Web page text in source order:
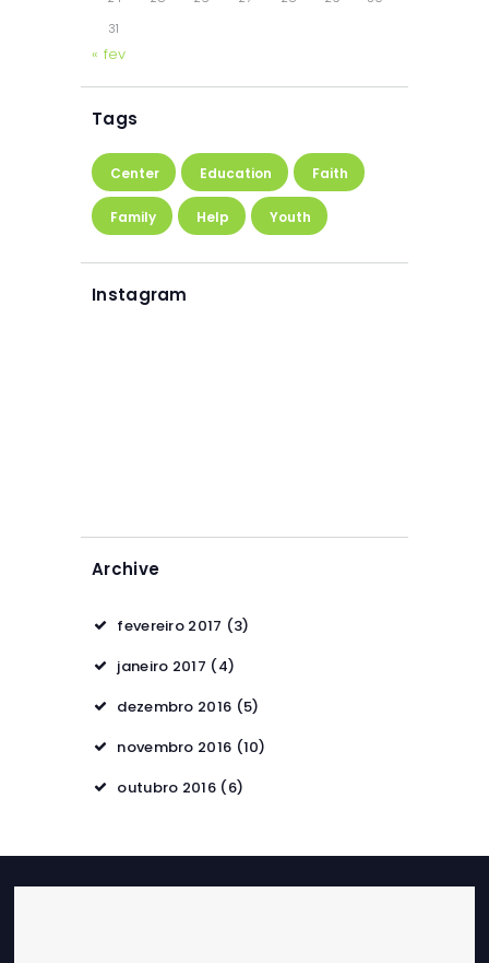
31
« fev
Tags
Center Education Faith
Family Help Youth
Instagram
Archive
fevereiro 2017 (3)
janeiro 2017 (4)
dezembro 2016 (5)
novembro 2016 (10)
outubro 2016 (6)